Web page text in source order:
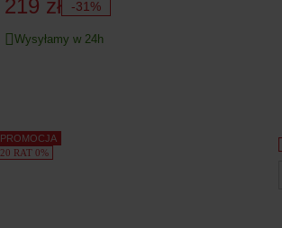
219 zł -31%
Wysyłamy w 24h
PROMOCJA
20 RAT 0%